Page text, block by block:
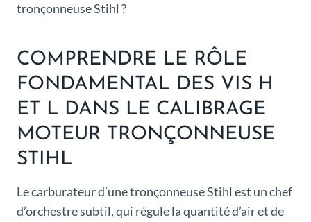
tronçonneuse Stihl ?
COMPRENDRE LE RÔLE
FONDAMENTAL DES VIS H
ET L DANS LE CALIBRAGE
MOTEUR TRONÇONNEUSE
STIHL
Le carburateur d’une tronçonneuse Stihl est un chef
d’orchestre subtil, qui régule la quantité d’air et de